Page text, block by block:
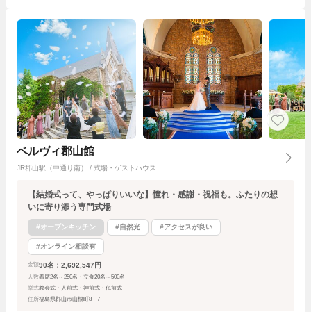
ベルヴィ郡山館
JR郡山駅（中通り南） / 式場・ゲストハウス
【結婚式って、やっぱりいいな】憧れ・感謝・祝福も。ふたりの想
いに寄り添う専門式場
#オープンキッチン #自然光 #アクセスが良い
#オンライン相談有
金額 90名：2,692,547円
人数着席2名～250名・立食20名～500名
挙式教会式・人前式・神前式・仏前式
住所福島県郡山市山根町8－7